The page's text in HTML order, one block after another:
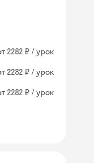
2282 ₽ / урок
2282 ₽ / урок
2282 ₽ / урок